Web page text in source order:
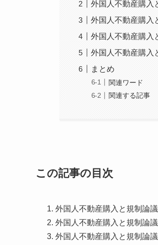
外国人不動産購入
外国人不動産購入
外国人不動産購入
外国人不動産購入
まとめ
関連ワード
関連する記事
この記事の目次
外国人不動産購入と規制論
外国人不動産購入と規制論
外国人不動産購入と規制論